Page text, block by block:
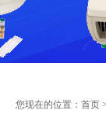
您现在的位置： 首页 >